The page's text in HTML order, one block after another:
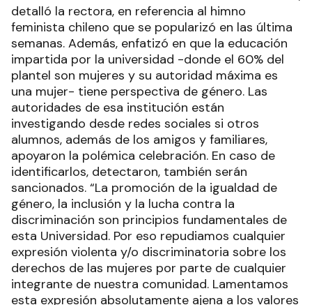
detalló la rectora, en referencia al himno
feminista chileno que se popularizó en las última
semanas. Además, enfatizó en que la educación
impartida por la universidad -donde el 60% del
plantel son mujeres y su autoridad máxima es
una mujer- tiene perspectiva de género. Las
autoridades de esa institución están
investigando desde redes sociales si otros
alumnos, además de los amigos y familiares,
apoyaron la polémica celebración. En caso de
identificarlos, detectaron, también serán
sancionados. “La promoción de la igualdad de
género, la inclusión y la lucha contra la
discriminación son principios fundamentales de
esta Universidad. Por eso repudiamos cualquier
expresión violenta y/o discriminatoria sobre los
derechos de las mujeres por parte de cualquier
integrante de nuestra comunidad. Lamentamos
esta expresión absolutamente ajena a los valores